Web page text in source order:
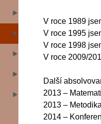
V roce 1989
V roce 1995
V roce 1998
V roce 2009/
Další
2013 –
2013 –
2014 –